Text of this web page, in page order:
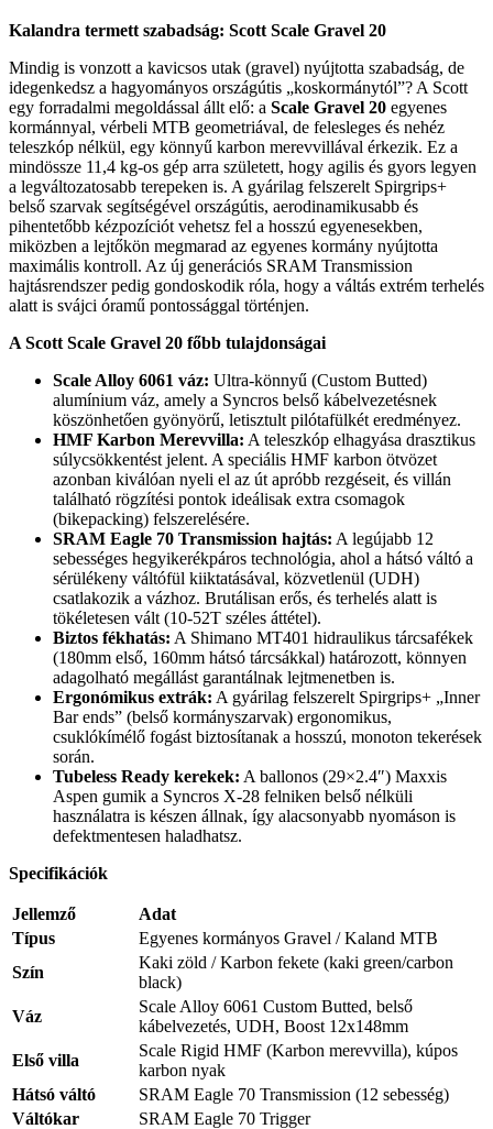
Kalandra termett szabadság: Scott Scale Gravel 20
Mindig is vonzott a kavicsos utak (gravel) nyújtotta szabadság, de
idegenkedsz a hagyományos országútis „koskormánytól”? A Scott
egy forradalmi megoldással állt elő: a Scale Gravel 20 egyenes
kormánnyal, vérbeli MTB geometriával, de felesleges és nehéz
teleszkóp nélkül, egy könnyű karbon merevvillával érkezik. Ez a
mindössze 11,4 kg-os gép arra született, hogy agilis és gyors legyen
a legváltozatosabb terepeken is. A gyárilag felszerelt Spirgrips+
belső szarvak segítségével országútis, aerodinamikusabb és
pihentetőbb kézpozíciót vehetsz fel a hosszú egyenesekben,
miközben a lejtőkön megmarad az egyenes kormány nyújtotta
maximális kontroll. Az új generációs SRAM Transmission
hajtásrendszer pedig gondoskodik róla, hogy a váltás extrém terhelés
alatt is svájci óramű pontossággal történjen.
A Scott Scale Gravel 20 főbb tulajdonságai
Scale Alloy 6061 váz: Ultra-könnyű (Custom Butted)
alumínium váz, amely a Syncros belső kábelvezetésnek
köszönhetően gyönyörű, letisztult pilótafülkét eredményez.
HMF Karbon Merevvilla: A teleszkóp elhagyása drasztikus
súlycsökkentést jelent. A speciális HMF karbon ötvözet
azonban kiválóan nyeli el az út apróbb rezgéseit, és villán
található rögzítési pontok ideálisak extra csomagok
(bikepacking) felszerelésére.
SRAM Eagle 70 Transmission hajtás: A legújabb 12
sebességes hegyikerékpáros technológia, ahol a hátsó váltó a
sérülékeny váltófül kiiktatásával, közvetlenül (UDH)
csatlakozik a vázhoz. Brutálisan erős, és terhelés alatt is
tökéletesen vált (10-52T széles áttétel).
Biztos fékhatás: A Shimano MT401 hidraulikus tárcsafékek
(180mm első, 160mm hátsó tárcsákkal) határozott, könnyen
adagolható megállást garantálnak lejtmenetben is.
Ergonómikus extrák: A gyárilag felszerelt Spirgrips+ „Inner
Bar ends” (belső kormányszarvak) ergonomikus,
csuklókímélő fogást biztosítanak a hosszú, monoton tekerések
során.
Tubeless Ready kerekek: A ballonos (29×2.4″) Maxxis
Aspen gumik a Syncros X-28 felniken belső nélküli
használatra is készen állnak, így alacsonyabb nyomáson is
defektmentesen haladhatsz.
Specifikációk
Jellemző
Adat
Típus
Egyenes kormányos Gravel / Kaland MTB
Szín
Kaki zöld / Karbon fekete (kaki green/carbon
black)
Váz
Scale Alloy 6061 Custom Butted, belső
kábelvezetés, UDH, Boost 12x148mm
Első villa
Scale Rigid HMF (Karbon merevvilla), kúpos
karbon nyak
Hátsó váltó
SRAM Eagle 70 Transmission (12 sebesség)
Váltókar
SRAM Eagle 70 Trigger